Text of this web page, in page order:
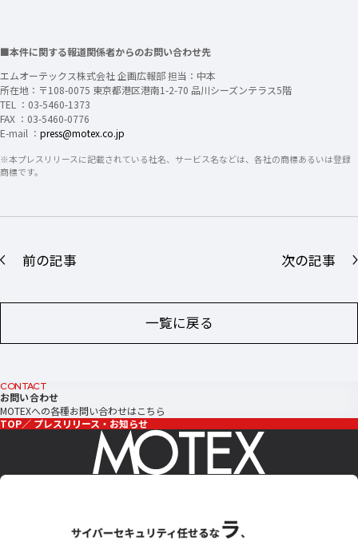
■本件に関する報道関係者からのお問い合わせ先
エムオーテックス株式会社 企画広報部 担当：中本
所在地：〒108-0075 東京都港区港南1-2-70 品川シーズンテラス5階
TEL ：03-5460-1373
FAX ：03-5460-0776
E-mail ： press@motex.co.jp
※本プレスリリースに記載されている社名、サービス名などは、各社の商標あるいは登録
商標です。
前の記事
一覧に戻る
次の記事
CONTACT
お問い合わせ
MOTEXへの各種お問い合わせはこちら
TOP
プレスリリース・お知らせ